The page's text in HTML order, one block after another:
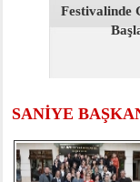
Festivalinde
SANİYE